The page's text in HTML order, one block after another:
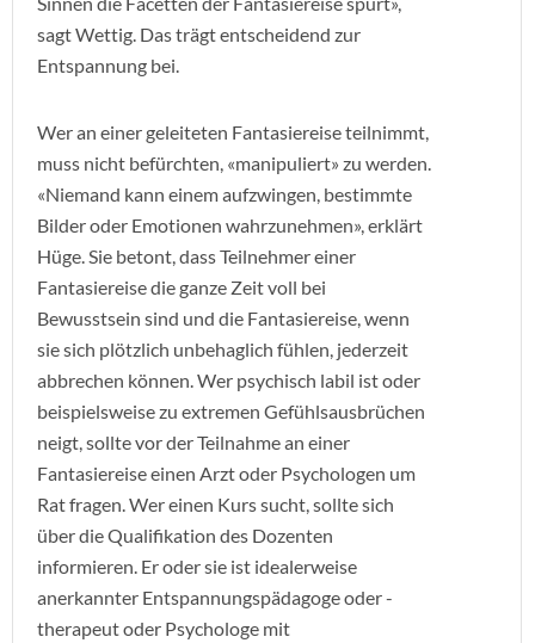
sagt Wettig. Das trägt entscheidend zur
Entspannung bei.
Wer an einer geleiteten Fantasiereise teilnimmt,
muss nicht befürchten, «manipuliert» zu werden.
«Niemand kann einem aufzwingen, bestimmte
Bilder oder Emotionen wahrzunehmen», erklärt
Hüge. Sie betont, dass Teilnehmer einer
Fantasiereise die ganze Zeit voll bei
Bewusstsein sind und die Fantasiereise, wenn
sie sich plötzlich unbehaglich fühlen, jederzeit
abbrechen können. Wer psychisch labil ist oder
beispielsweise zu extremen Gefühlsausbrüchen
neigt, sollte vor der Teilnahme an einer
Fantasiereise einen Arzt oder Psychologen um
Rat fragen. Wer einen Kurs sucht, sollte sich
über die Qualifikation des Dozenten
informieren. Er oder sie ist idealerweise
anerkannter Entspannungspädagoge oder -
therapeut oder Psychologe mit